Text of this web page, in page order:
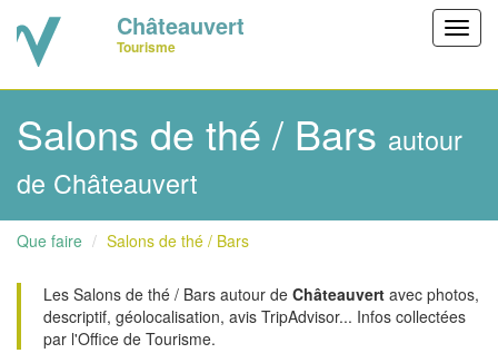
Châteauvert
Tourisme
Salons de thé / Bars autour
de Châteauvert
Que faire Salons de thé / Bars
Les Salons de thé / Bars autour de Châteauvert avec photos,
descriptif, géolocalisation, avis TripAdvisor... Infos collectées
par l'Office de Tourisme.